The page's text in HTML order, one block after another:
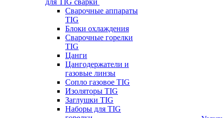
для TIG сварки
Сварочные аппараты
TIG
Блоки охлаждения
Сварочные горелки
TIG
Цанги
Цангодержатели и
газовые линзы
Сопло газовое TIG
Изоляторы TIG
Заглушки TIG
Наборы для TIG